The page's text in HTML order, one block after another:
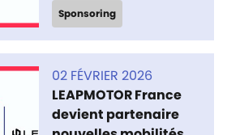
Sponsoring
02 FÉVRIER 2026
LEAPMOTOR France
devient partenaire